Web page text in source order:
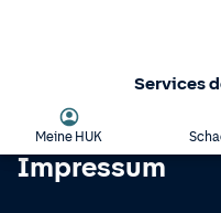
Services
Meine HUK
Impressum